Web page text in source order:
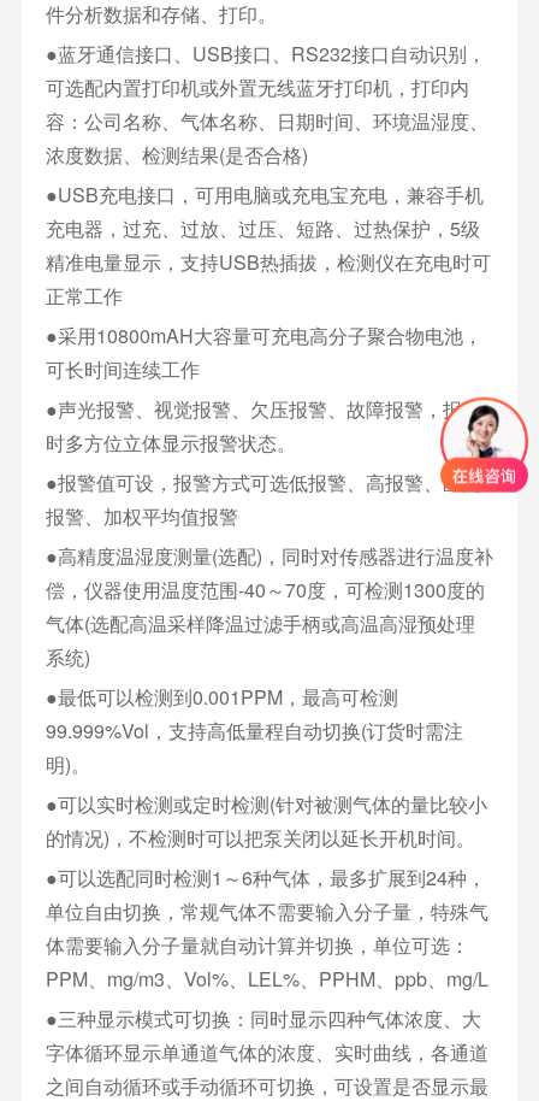
件分析数据和存储、打印。
●蓝牙通信接口、USB接口、RS232接口自动识别，
可选配内置打印机或外置无线蓝牙打印机，打印内
容：公司名称、气体名称、日期时间、环境温湿度、
浓度数据、检测结果(是否合格)
●USB充电接口，可用电脑或充电宝充电，兼容手机
充电器，过充、过放、过压、短路、过热保护，5级
精准电量显示，支持USB热插拔，检测仪在充电时可
正常工作
●采用10800mAH大容量可充电高分子聚合物电池，
可长时间连续工作
●声光报警、视觉报警、欠压报警、故障报警，报警
时多方位立体显示报警状态。
●报警值可设，报警方式可选低报警、高报警、区间
报警、加权平均值报警
●高精度温湿度测量(选配)，同时对传感器进行温度补
偿，仪器使用温度范围-40～70度，可检测1300度的
气体(选配高温采样降温过滤手柄或高温高湿预处理
系统)
●最低可以检测到0.001PPM，最高可检测
99.999%Vol，支持高低量程自动切换(订货时需注
明)。
●可以实时检测或定时检测(针对被测气体的量比较小
的情况)，不检测时可以把泵关闭以延长开机时间。
●可以选配同时检测1～6种气体，最多扩展到24种，
单位自由切换，常规气体不需要输入分子量，特殊气
体需要输入分子量就自动计算并切换，单位可选：
PPM、mg/m3、Vol%、LEL%、PPHM、ppb、mg/L
●三种显示模式可切换：同时显示四种气体浓度、大
字体循环显示单通道气体的浓度、实时曲线，各通道
之间自动循环或手动循环可切换，可设置是否显示最